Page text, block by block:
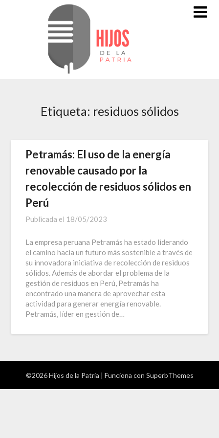
Etiqueta: residuos sólidos
Petramás: El uso de la energía
renovable causado por la
recolección de residuos sólidos en
Perú
Publicada el 18/05/2023
La empresa peruana Petramás ha estado liderando
el camino hacia un futuro más sostenible a través de
su innovadora iniciativa de recolección de residuos
sólidos. Además de abordar el problema de la
gestión de residuos en Perú, Petramás ha
encontrado una manera de aprovechar esta
actividad para generar energía renovable.
Petramás, líder en gestión de…
©2026 Hijos de la Patria | Funciona con SuperbThemes